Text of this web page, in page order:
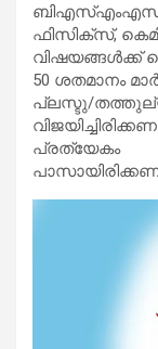
ഫിസിക്സ്,
വിഷയങ്ങള്‍ക്ക്
50 ശതമാനം
പ്ലസ്ടു/
പ്രത്യേകം